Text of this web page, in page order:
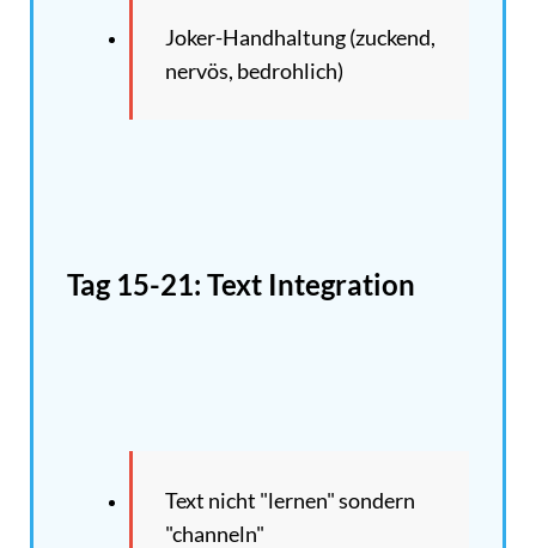
Joker-Handhaltung (zuckend,
nervös, bedrohlich)
Tag 15-21: Text Integration
Text nicht "lernen" sondern
"channeln"